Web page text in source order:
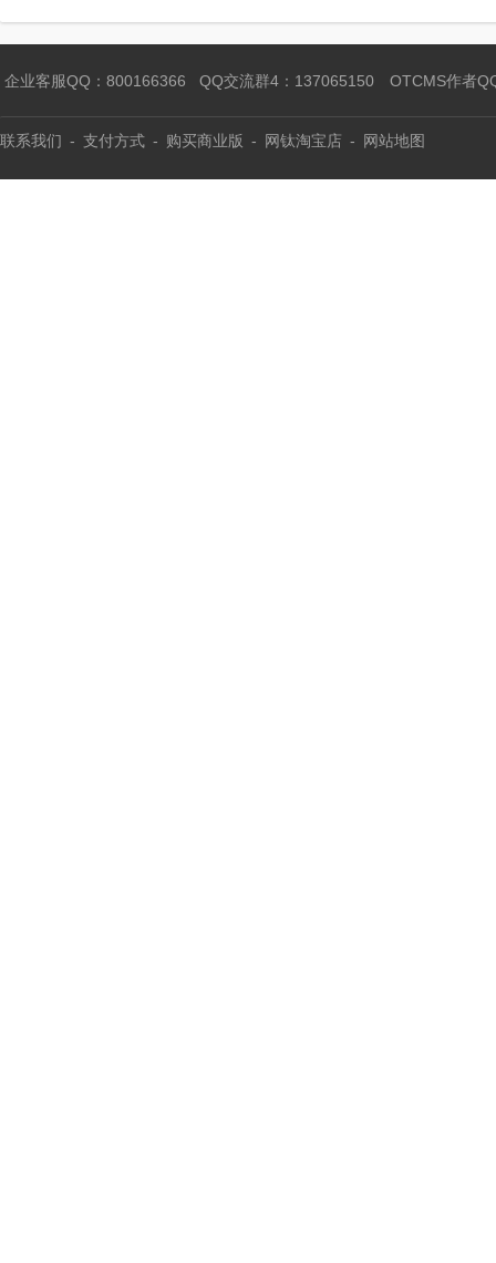
企业客服QQ：800166366 QQ交流群4：137065150 OTCMS作者
联系我们 - 支付方式 - 购买商业版 - 网钛淘宝店 - 网站地图